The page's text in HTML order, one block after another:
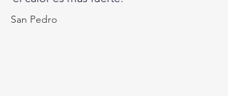
San Pedro